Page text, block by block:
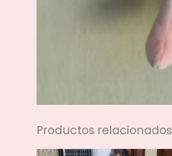
Productos relacionados